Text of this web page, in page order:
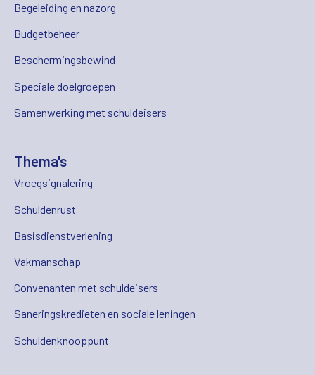
Begeleiding en nazorg
Budgetbeheer
Beschermingsbewind
Speciale doelgroepen
Samenwerking met schuldeisers
Thema's
Vroegsignalering
Schuldenrust
Basisdienstverlening
Vakmanschap
Convenanten met schuldeisers
Saneringskredieten en sociale leningen
Schuldenknooppunt